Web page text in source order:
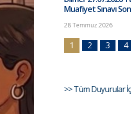
Muafiyet Sınavı
28 Temmuz 2026
1 2 3 4
>> Tüm Duyurular